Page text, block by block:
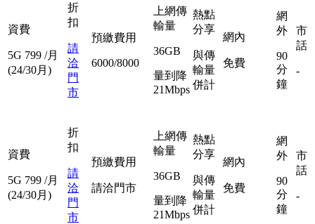
資費
5G 799 /月
(24/30月)
折
扣
請
洽
門
市
預繳費用
6000/8000
上網傳
輸量
36GB
量到降
21Mbps
熱點
分享
與傳
輸量
併計
網內
免費
網
外
90
分
鐘
市
話
-
資費
5G 799 /月
(24/30月)
折
扣
請
洽
門
市
預繳費用
請洽門市
上網傳
輸量
36GB
量到降
21Mbps
熱點
分享
與傳
輸量
併計
網內
免費
網
外
90
分
鐘
市
話
-